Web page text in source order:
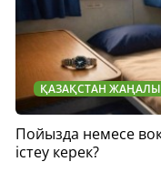
ҚАЗАҚСТАН
Пойызда немесе
істеу керек?